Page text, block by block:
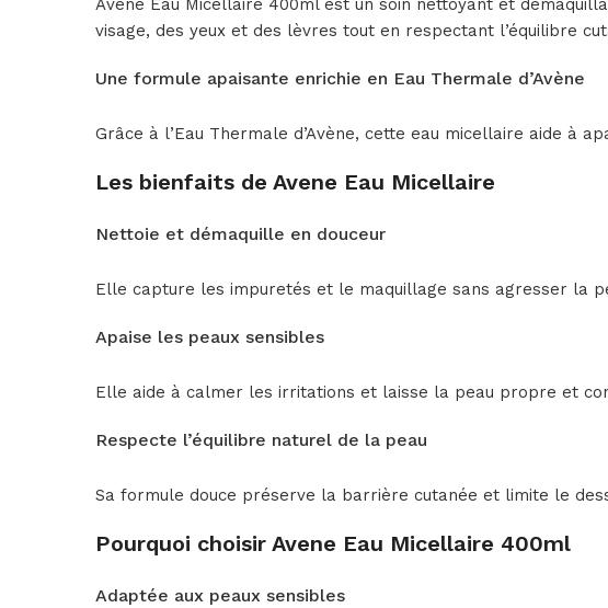
Avène Eau Micellaire 400ml est un soin nettoyant et
visage, des yeux et des lèvres tout en respectant l’équilibre
Une formule apaisante enrichie en Eau Thermale d’Avène
Grâce à l’Eau Thermale d’Avène, cette eau micellaire aide à
Les bienfaits de Avene Eau Micellaire
Nettoie et démaquille en douceur
Elle capture les impuretés et le maquillage sans agresser la
Apaise les peaux sensibles
Elle aide à calmer les irritations et laisse la peau propre et
Respecte l’équilibre naturel de la peau
Sa formule douce préserve la barrière cutanée et limite le
Pourquoi choisir Avene Eau Micellaire 400ml
Adaptée aux peaux sensibles